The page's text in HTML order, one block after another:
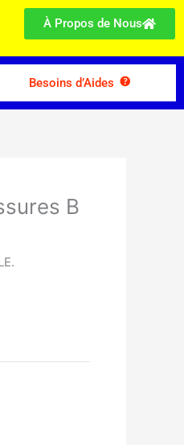
À Propos de Nous
Besoins d’Aides
B